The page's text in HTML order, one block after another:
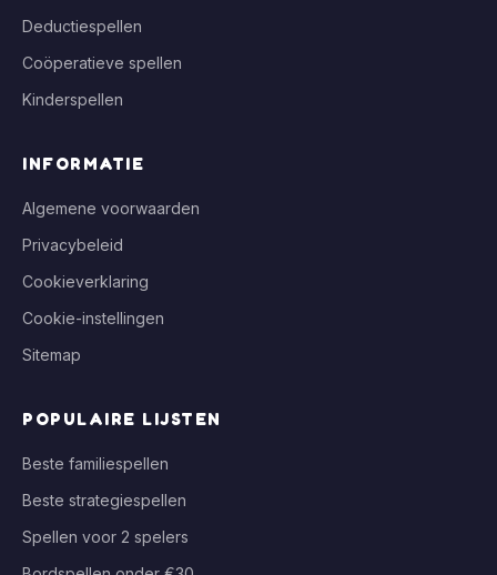
Deductiespellen
Coöperatieve spellen
Kinderspellen
INFORMATIE
Algemene voorwaarden
Privacybeleid
Cookieverklaring
Cookie-instellingen
Sitemap
POPULAIRE LIJSTEN
Beste familiespellen
Beste strategiespellen
Spellen voor 2 spelers